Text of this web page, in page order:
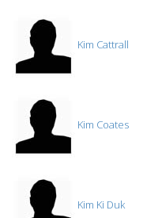
Kim Cattrall
Kim Coates
Kim Ki Duk